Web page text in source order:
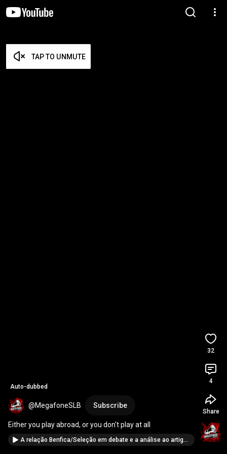
TAP TO UNMUTE
Auto-dubbed
@MegafoneSLB Subscribe
Either you play abroad, or you don't play at all
A relação Benfica/Seleção em debate e a análise ao artigo do Record | Voo Picado #032
32
4
Share